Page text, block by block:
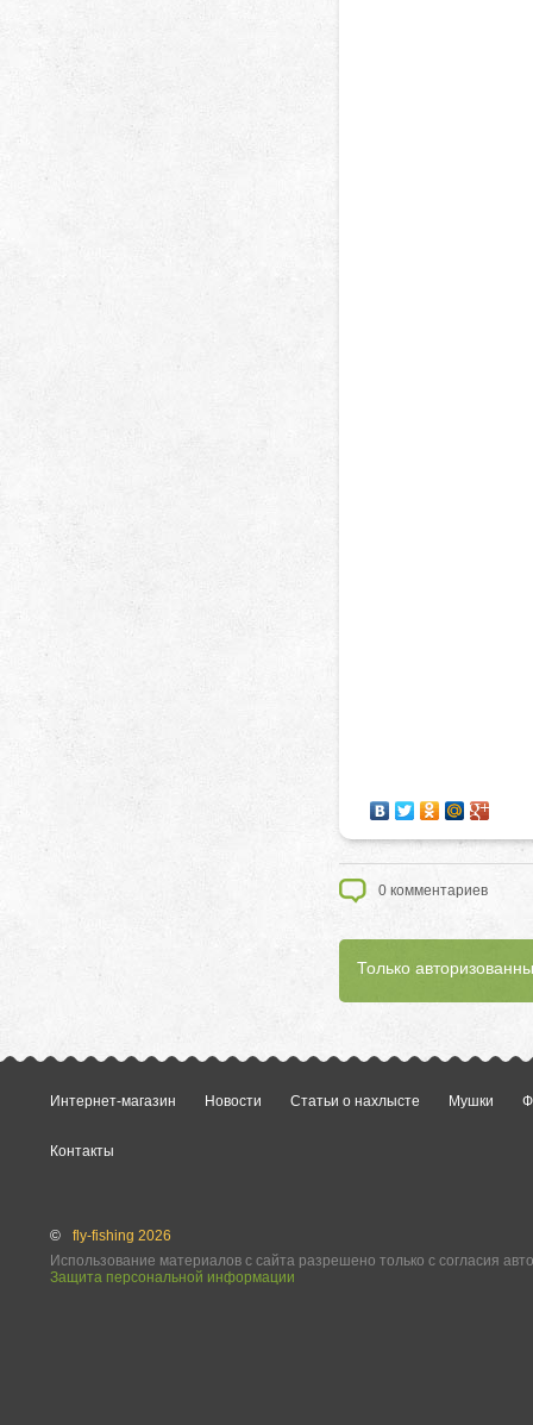
0комментариев
Только
Интернет-магазин Новости Статьи о нахлысте Мушки
Контакты
©
fly-fishing 2026
Использование материалов с сайта разрешено только с согласия
Защита персональной информации